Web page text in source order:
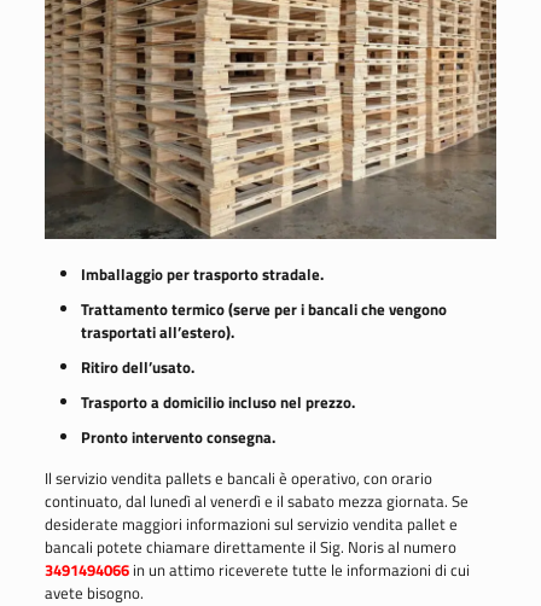
Imballaggio per trasporto stradale.
Trattamento termico (serve per i bancali che vengono
trasportati all’estero).
Ritiro dell’usato.
Trasporto a domicilio incluso nel prezzo.
Pronto intervento consegna.
Il servizio vendita pallets e bancali è operativo, con orario
continuato, dal lunedì al venerdì e il sabato mezza giornata. Se
desiderate maggiori informazioni sul servizio vendita pallet e
bancali potete chiamare direttamente il Sig. Noris al numero
3491494066 in un attimo riceverete tutte le informazioni di cui
avete bisogno.